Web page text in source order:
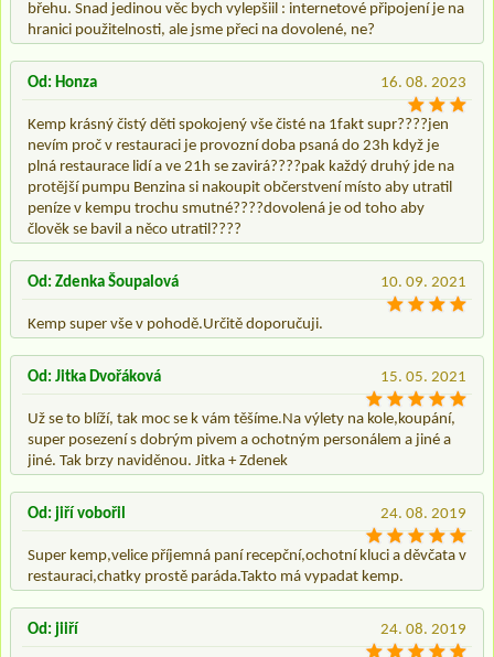
břehu. Snad jedinou věc bych vylepšiil : internetové připojení je na
hranici použitelnosti, ale jsme přeci na dovolené, ne?
16. 08. 2023
Od: Honza
Kemp krásný čistý děti spokojený vše čisté na 1fakt supr????jen
nevím proč v restauraci je provozní doba psaná do 23h když je
plná restaurace lidí a ve 21h se zavirá????pak každý druhý jde na
protější pumpu Benzina si nakoupit občerstvení místo aby utratil
peníze v kempu trochu smutné????dovolená je od toho aby
člověk se bavil a něco utratil????
10. 09. 2021
Od: Zdenka Šoupalová
Kemp super vše v pohodě.Určitě doporučuji.
15. 05. 2021
Od: Jitka Dvořáková
Už se to blíží, tak moc se k vám těšíme.Na výlety na kole,koupání,
super posezení s dobrým pivem a ochotným personálem a jiné a
jiné. Tak brzy naviděnou. Jitka + Zdenek
24. 08. 2019
Od: jiří vobořil
Super kemp,velice příjemná paní recepční,ochotní kluci a děvčata v
restauraci,chatky prostě paráda.Takto má vypadat kemp.
24. 08. 2019
Od: jiiří